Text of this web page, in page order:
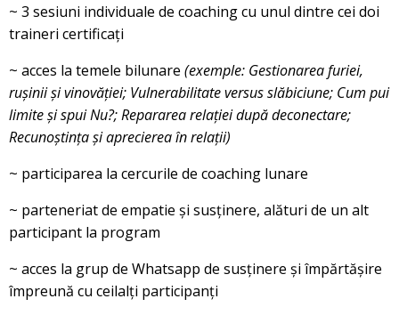
~ 3 sesiuni individuale de coaching cu unul dintre cei doi
traineri certificați
~ acces la temele bilunare (exemple: Gestionarea furiei,
rușinii și vinovăției; Vulnerabilitate versus slăbiciune; Cum pui
limite și spui Nu?; Repararea relației după deconectare;
Recunoștința și aprecierea în relații)
~ participarea la cercurile de coaching lunare
~ parteneriat de empatie și susținere, alături de un alt
participant la program
~ acces la grup de Whatsapp de susținere și împărtășire
împreună cu ceilalți participanți